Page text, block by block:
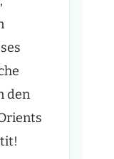
den